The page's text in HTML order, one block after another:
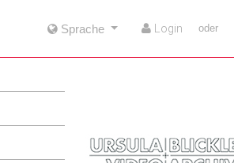
content
Sprache Login oder